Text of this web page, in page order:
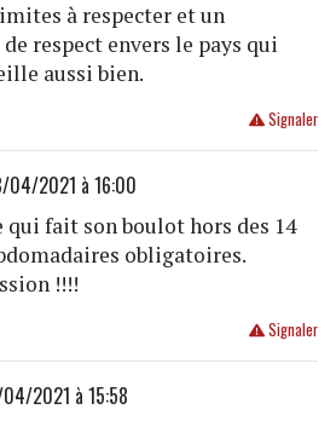
à respecter et un
respect envers le pays qui
aussi bien.
Signaler
04/2021 à 16:00
qui fait son boulot hors des 14
obligatoires.
!!!!
Signaler
2021 à 15:58